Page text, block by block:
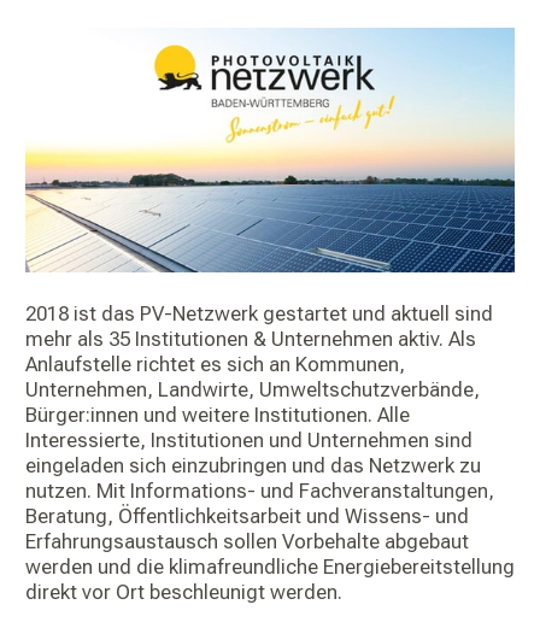
2018 ist das PV-Netzwerk gestartet und aktuell sind
mehr als 35 Institutionen & Unternehmen aktiv. Als
Anlaufstelle richtet es sich an Kommunen,
Unternehmen, Landwirte, Umweltschutzverbände,
Bürger:innen und weitere Institutionen. Alle
Interessierte, Institutionen und Unternehmen sind
eingeladen sich einzubringen und das Netzwerk zu
nutzen. Mit Informations- und Fachveranstaltungen,
Beratung, Öffentlichkeitsarbeit und Wissens- und
Erfahrungsaustausch sollen Vorbehalte abgebaut
werden und die klimafreundliche Energiebereitstellung
direkt vor Ort beschleunigt werden.